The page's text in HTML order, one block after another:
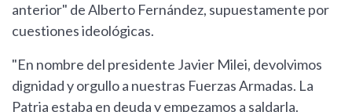
anterior" de Alberto Fernández, supuestamente por
cuestiones ideológicas.
"En nombre del presidente Javier Milei, devolvimos
dignidad y orgullo a nuestras Fuerzas Armadas. La
Patria estaba en deuda y empezamos a saldarla.